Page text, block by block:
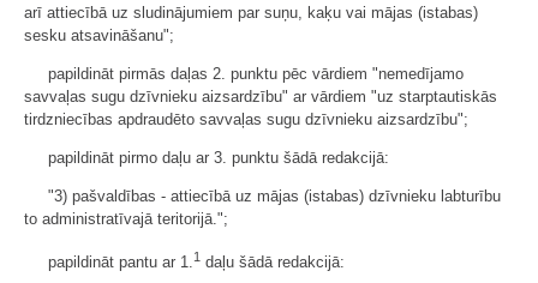
arī attiecībā uz sludinājumiem par suņu, kaķu vai mājas (istabas)
sesku atsavināšanu";
papildināt pirmās daļas 2. punktu pēc vārdiem "nemedījamo
savvaļas sugu dzīvnieku aizsardzību" ar vārdiem "uz starptautiskās
tirdzniecības apdraudēto savvaļas sugu dzīvnieku aizsardzību";
papildināt pirmo daļu ar 3. punktu šādā redakcijā:
"3) pašvaldības - attiecībā uz mājas (istabas) dzīvnieku labturību
to administratīvajā teritorijā.";
papildināt pantu ar 1.1 daļu šādā redakcijā: